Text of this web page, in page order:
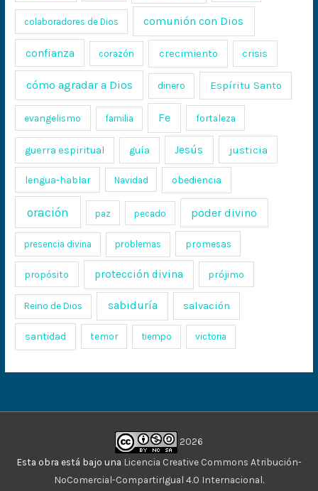
colaboradores de Dios comunión con Dios
confianza corazón crecimiento crisis
cómo agradar a Dios dinero Espíritu Santo
evangelismo familia Fe fortaleza
guerra espiritual guía Jesús justicia
lengua-hablar Navidad obediencia
oración paz pecado poder divino
presencia divina problemas promesas
propósito protección divina prójimo
Reino de Dios sabiduría salvación
santidad temor tiempo victoria
2026
Esta obra está bajo una Licencia Creative Commons Atribución-
NoComercial-CompartirIgual 4.0 Internacional.